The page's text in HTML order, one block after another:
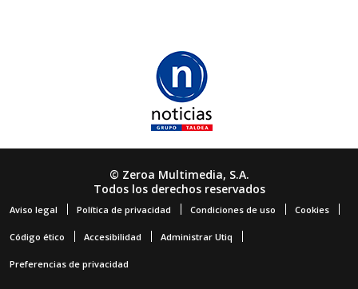
© Zeroa Multimedia, S.A.
Todos los derechos reservados
Aviso legal Política de privacidad Condiciones de uso Cookies
Código ético Accesibilidad Administrar Utiq
Preferencias de privacidad